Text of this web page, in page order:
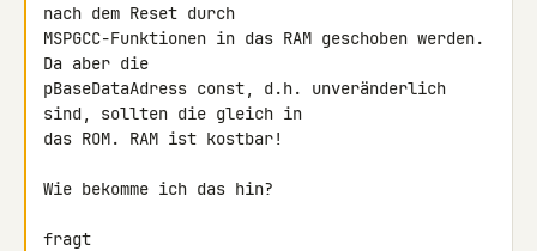
nach dem Reset durch
MSPGCC-Funktionen in das RAM geschoben werden.
Da aber die
pBaseDataAdress const, d.h. unveränderlich
sind, sollten die gleich in
das ROM. RAM ist kostbar!
Wie bekomme ich das hin?
fragt